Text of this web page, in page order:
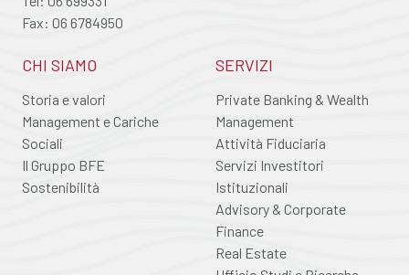
Fax: 06 6784950
CHI SIAMO
Storia e valori
Management e Cariche
Sociali
Il Gruppo BFE
Sostenibilità
SERVIZI
Private Banking & Wealth
Management
Attività Fiduciaria
Servizi Investitori
Istituzionali
Advisory & Corporate
Finance
Real Estate